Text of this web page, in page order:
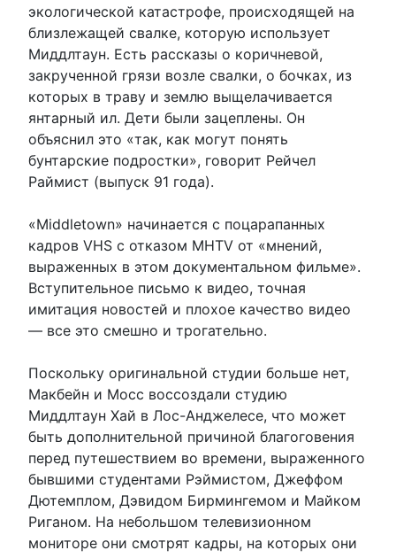
экологической катастрофе, происходящей на
близлежащей свалке, которую использует
Миддлтаун. Есть рассказы о коричневой,
закрученной грязи возле свалки, о бочках, из
которых в траву и землю выщелачивается
янтарный ил. Дети были зацеплены. Он
объяснил это «так, как могут понять
бунтарские подростки», говорит Рейчел
Раймист (выпуск 91 года).
«Middletown» начинается с поцарапанных
кадров VHS с отказом MHTV от «мнений,
выраженных в этом документальном фильме».
Вступительное письмо к видео, точная
имитация новостей и плохое качество видео
— все это смешно и трогательно.
Поскольку оригинальной студии больше нет,
Макбейн и Мосс воссоздали студию
Миддлтаун Хай в Лос-Анджелесе, что может
быть дополнительной причиной благоговения
перед путешествием во времени, выраженного
бывшими студентами Рэймистом, Джеффом
Дютемплом, Дэвидом Бирмингемом и Майком
Риганом. На небольшом телевизионном
мониторе они смотрят кадры, на которых они